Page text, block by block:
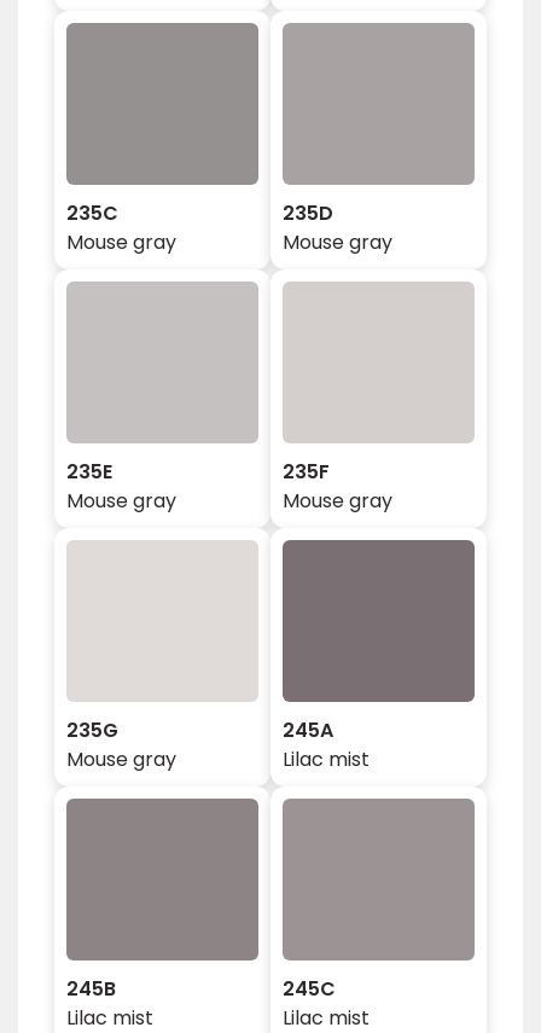
235C
Mouse gray
235D
Mouse gray
235E
Mouse gray
235F
Mouse gray
235G
Mouse gray
245A
Lilac mist
245B
Lilac mist
245C
Lilac mist